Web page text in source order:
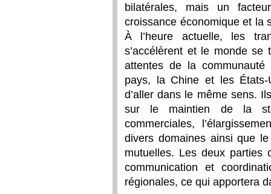
bilatérales, mais un
croissance économique et la
À l’heure actuelle, les
s’accélèrent et le monde
attentes de la
pays, la Chine et les
d’aller dans le même sens.
sur le maintien de la
commerciales,
divers domaines ainsi que
mutuelles. Les deux parties
communication et
régionales, ce qui